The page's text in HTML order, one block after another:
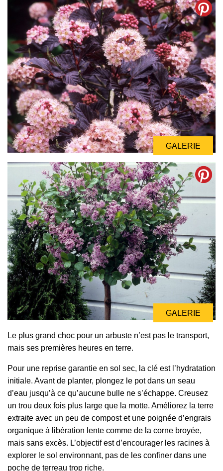
GALERIE
GALERIE
Le plus grand choc pour un arbuste n’est pas le transport,
mais ses premières heures en terre.
Pour une reprise garantie en sol sec, la clé est l’hydratation
initiale. Avant de planter, plongez le pot dans un seau
d’eau jusqu’à ce qu’aucune bulle ne s’échappe. Creusez
un trou deux fois plus large que la motte. Améliorez la terre
extraite avec un peu de compost et une poignée d’engrais
organique à libération lente comme de la corne broyée,
mais sans excès. L’objectif est d’encourager les racines à
explorer le sol environnant, pas de les confiner dans une
poche de terreau trop riche.